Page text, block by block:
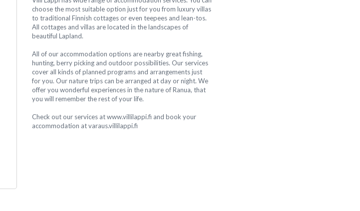
choose the most suitable option just for you from luxury villas
to traditional Finnish cottages or even teepees and lean-tos.
All cottages and villas are located in the landscapes of
beautiful Lapland.
All of our accommodation options are nearby great fishing,
hunting, berry picking and outdoor possibilities. Our services
cover all kinds of planned programs and arrangements just
for you. Our nature trips can be arranged at day or night. We
offer you wonderful experiences in the nature of Ranua, that
you will remember the rest of your life.
Check out our services at www.villilappi.fi and book your
accommodation at varaus.villilappi.fi